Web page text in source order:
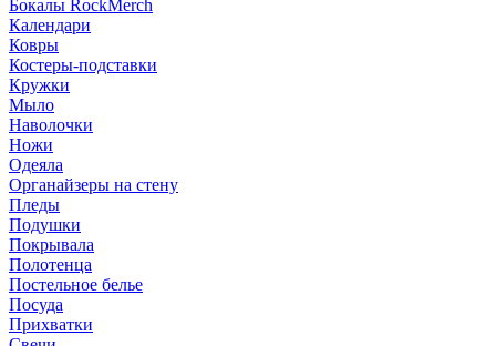
Бокалы RockMerch
Календари
Ковры
Костеры-подставки
Кружки
Мыло
Наволочки
Ножи
Одеяла
Органайзеры на стену
Пледы
Подушки
Покрывала
Полотенца
Постельное белье
Посуда
Прихватки